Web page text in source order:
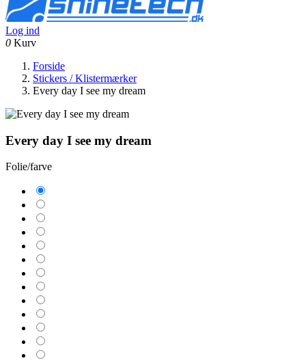
Log ind
0 Kurv
Forside
Stickers / Klistermærker
Every day I see my dream
Every day I see my dream
Folie/farve